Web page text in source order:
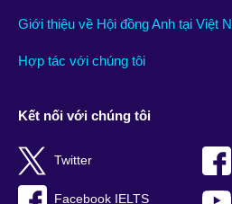
Giới thiệu về Hội đồng Anh tại Việt
Hợp tác với chúng tôi
Kết nối với chúng tôi
Twitter
Facebook IELTS